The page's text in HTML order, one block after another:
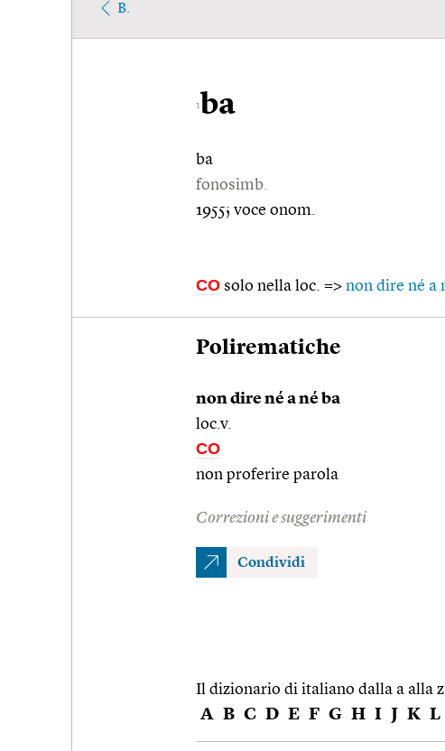
B.
1ba
ba
fonosimb.
1955; voce onom.
CO solo nella loc. => non dire né a
Polirematiche
non dire né a né ba
loc.v.
CO
non proferire parola
Correzioni e suggerimenti
Condividi
Il dizionario di italiano dalla a alla z
A B C D E F G H I J K L